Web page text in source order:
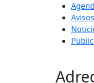
Avisos